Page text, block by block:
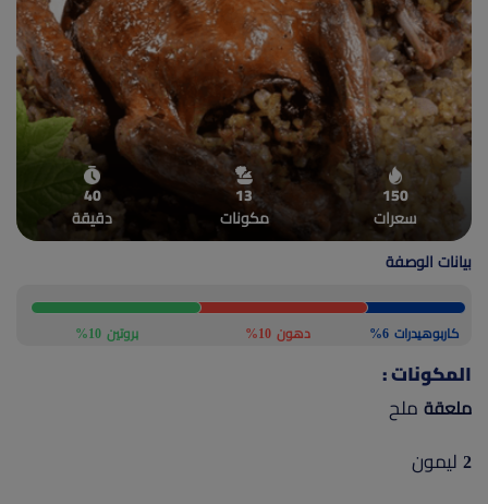
ادوات رشاقة
من نحن(current)
الأسئلة الشائعة(current)
أعلن معنا (current)
150
سعرات
13
مكونات
40
دقيقة
بيانات الوصفة
كاربوهيدرات 6% دهون 10% بروتين 10%
المكونات :
ملعقة ملح
2 ليمون